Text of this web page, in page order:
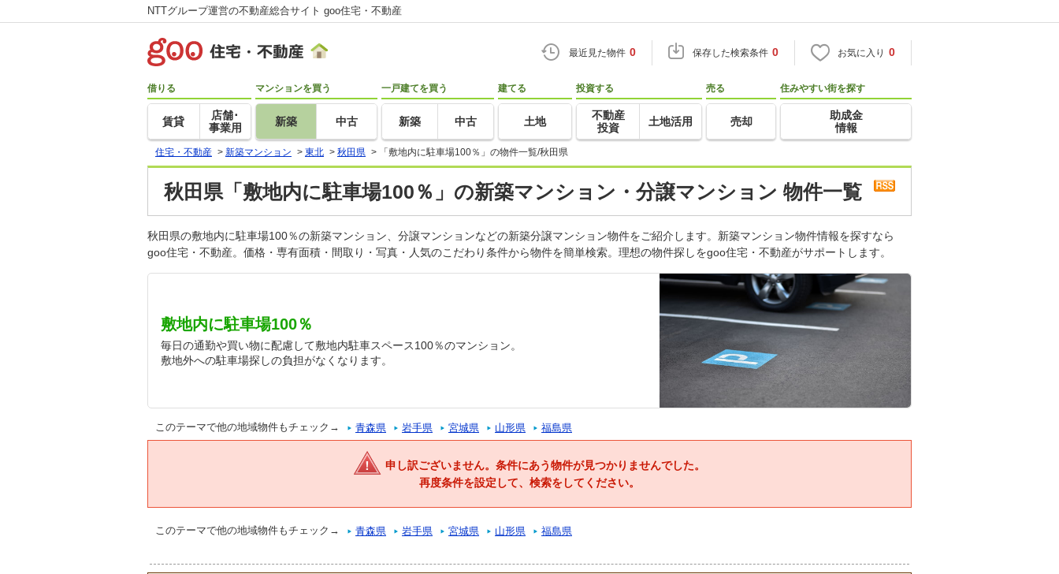
NTTグループ運営の不動産総合サイト goo住宅・不動産
最近見た物件 0 保存した検索条件 0 お気に入り 0
借りる
賃貸
店舗･
事業用
マンションを買う
新築 中古
一戸建てを買う
新築 中古
建てる
土地
投資する
不動産
投資
土地活用
売る
売却
住みやすい街を探す
助成金
情報
住宅・不動産 > 新築マンション > 東北 > 秋田県 > 「敷地内に駐車場100％」の物件一覧/秋田県
秋田県「敷地内に駐車場100％」の新築マンション・分譲マンション 物件一覧
秋田県の敷地内に駐車場100％の新築マンション、分譲マンションなどの新築分譲マンション物件をご紹介します。新築マンション物件情報を探すなら
goo住宅・不動産。価格・専有面積・間取り・写真・人気のこだわり条件から物件を簡単検索。理想の物件探しをgoo住宅・不動産がサポートします。
敷地内に駐車場100％
毎日の通勤や買い物に配慮して敷地内駐車スペース100％のマンション。
敷地外への駐車場探しの負担がなくなります。
このテーマで他の地域物件もチェック→ 青森県 岩手県 宮城県 山形県 福島県
申し訳ございません。条件にあう物件が見つかりませんでした。
再度条件を設定して、検索をしてください。
このテーマで他の地域物件もチェック→ 青森県 岩手県 宮城県 山形県 福島県